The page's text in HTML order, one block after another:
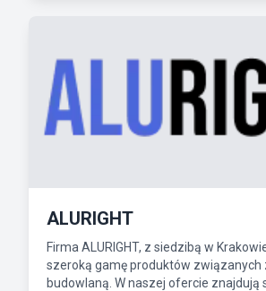
ALURIGHT
Firma ALURIGHT, z siedzibą w
szeroką gamę produktów związanych
budowlaną. W naszej ofercie znajdują